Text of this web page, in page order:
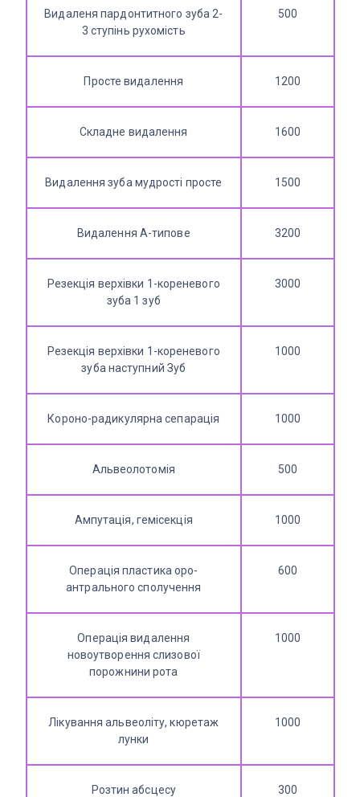
Видаленя пардонтитного зуба 2-
3 ступінь рухомість
500
Просте видалення 1200
Складне видалення 1600
Видалення зуба мудрості просте 1500
Видалення А-типове 3200
Резекція верхівки 1-кореневого
зуба 1 зуб
3000
Резекція верхівки 1-кореневого
зуба наступний Зуб
1000
Короно-радикулярна сепарація 1000
Альвеолотомія 500
Ампутація, гемісекція 1000
Операція пластика оро-
антрального сполучення
600
Операція видалення
новоутворення слизової
порожнини рота
1000
Лікування альвеоліту, кюретаж
лунки
1000
Розтин абсцесу 300